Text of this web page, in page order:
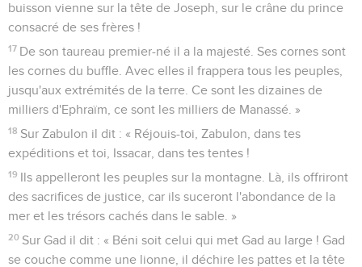
buisson vienne sur la tête de Joseph, sur le crâne du prince
consacré de ses frères !
17 De son taureau premier-né il a la majesté. Ses cornes sont
les cornes du buffle. Avec elles il frappera tous les peuples,
jusqu'aux extrémités de la terre. Ce sont les dizaines de
milliers d'Ephraïm, ce sont les milliers de Manassé. »
18 Sur Zabulon il dit : « Réjouis-toi, Zabulon, dans tes
expéditions et toi, Issacar, dans tes tentes !
19 Ils appelleront les peuples sur la montagne. Là, ils offriront
des sacrifices de justice, car ils suceront l'abondance de la
mer et les trésors cachés dans le sable. »
20 Sur Gad il dit : « Béni soit celui qui met Gad au large ! Gad
se couche comme une lionne, il déchire les pattes et la tête